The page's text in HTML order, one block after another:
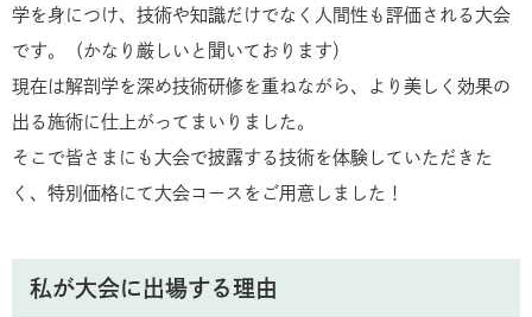
学を身につけ、技術や知識だけでなく人間性も評価される大会
です。（かなり厳しいと聞いております）
現在は解剖学を深め技術研修を重ねながら、より美しく効果の
出る施術に仕上がってまいりました。
そこで皆さまにも大会で披露する技術を体験していただきた
く、特別価格にて大会コースをご用意しました！
私が大会に出場する理由